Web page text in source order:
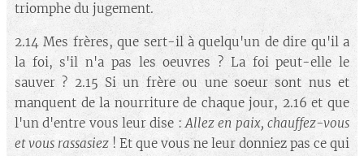
triomphe du jugement.
2.14 Mes frères, que sert-il à quelqu'un de dire qu'il a
la foi, s'il n'a pas les oeuvres ? La foi peut-elle le
sauver ? 2.15 Si un frère ou une soeur sont nus et
manquent de la nourriture de chaque jour, 2.16 et que
l'un d'entre vous leur dise :Allez en paix, chauffez-vous
et vous rassasiez ! Et que vous ne leur donniez pas ce qui